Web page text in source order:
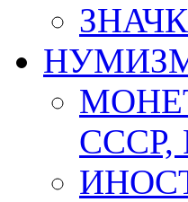
СССР,